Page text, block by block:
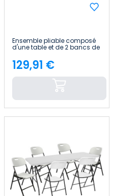
Ensemble pliable composé
d'une table et de 2 bancs de
Thinia Home
Price
129,91 €